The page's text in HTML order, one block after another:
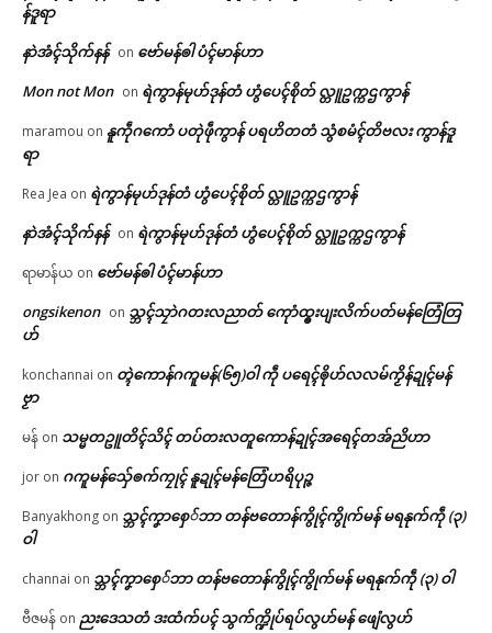
န်ဒူရာ
နာဲအံၚ်သိုက်နန် on ဗော်မန်ၜါ ပံၚ်မာန်ဟာ
Mon not Mon on ရဲကွာန်မုဟ်ဒုန်တံ ဟွံပေၚ်စိုတ် လ္တူဥက္ကဌကွာန်
maramou on နူကဵုဂကောံ ပတုဲဖဵုကွာန် ပရဟိတတံ သွံစမံၚ်တိဗလး ကွာန်ဒူ
ရာ
Rea Jea on ရဲကွာန်မုဟ်ဒုန်တံ ဟွံပေၚ်စိုတ် လ္တူဥက္ကဌကွာန်
နာဲအံၚ်သိုက်နန် on ရဲကွာန်မုဟ်ဒုန်တံ ဟွံပေၚ်စိုတ် လ္တူဥက္ကဌကွာန်
ရာမာန်ယ on ဗော်မန်ၜါ ပံၚ်မာန်ဟာ
ongsikenon on သ္ဘၚ်သၠာဲဂတးလညာတ် ကေုာံထ္ၜးပျးလိက်ပတ်မန်တြေံတြ
ဟ်
konchannai on တ္ၚဲကောန်ဂကူမန်(၆၅)ဝါ ကဵု ပရေၚ်ၜိုဟ်လလမ်ကၟိန်ဍုၚ်မန်
ဗၟာ
မန် on သမ္မတဥူတိၚ်သိၚ် တပ်တးလတူကောန်ဍုၚ်အရေၚ်တအ်ညိဟာ
jor on ဂကူမန်​သှ်ေၜက်ကၠုၚ် နူဍုၚ်မန်တြေံဟရိပုဉ္ဇ
Banyakhong on သ္ဘၚ်ကၞာစှေ်ဘာ တန်ဗတောန်ကွိုၚ်ကွိုက်မန် မရနုက်ကဵု (၃)
ဝါ
channai on သ္ဘၚ်ကၞာစှေ်ဘာ တန်ဗတောန်ကွိုၚ်ကွိုက်မန် မရနုက်ကဵု (၃) ဝါ
ဗီဇမန် on ညးဒေသတံ ဒးထံက်ပၚ် သွက်က္ဍိုပ်ရပ်လွဟ်မန် ဖျေံလွဟ်